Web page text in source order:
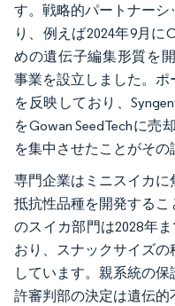
す。戦略的パートナー
り、例えば2024年9月に
めの遺伝子編集形質を
事業を設立しました。
を反映しており、
をGowan SeedTechに
を集中させたことがその
専門企業はミニスイカ
抵抗性品種を開発するこ
のスイカ部門は2028年
おり、スナックサイズ
しています。親系統の
許審判部の決定は遺伝